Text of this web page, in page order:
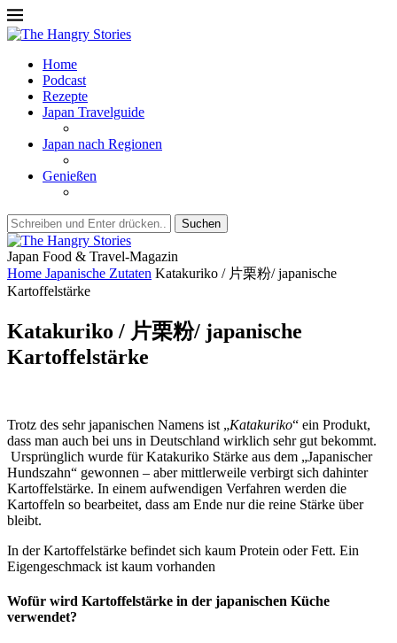
Home
Podcast
Rezepte
Japan Travelguide
Japan nach Regionen
Genießen
Suchen
Japan Food & Travel-Magazin
Home Japanische Zutaten Katakuriko / 片栗粉/ japanische
Kartoffelstärke
Katakuriko / 片栗粉/ japanische
Kartoffelstärke
Trotz des sehr japanischen Namens ist „Katakuriko“ ein Produkt,
dass man auch bei uns in Deutschland wirklich sehr gut bekommt.
Ursprünglich wurde für Katakuriko Stärke aus dem „Japanischer
Hundszahn“ gewonnen – aber mittlerweile verbirgt sich dahinter
Kartoffelstärke. In einem aufwendigen Verfahren werden die
Kartoffeln so bearbeitet, dass am Ende nur die reine Stärke über
bleibt.
In der Kartoffelstärke befindet sich kaum Protein oder Fett. Ein
Eigengeschmack ist kaum vorhanden
Wofür wird Kartoffelstärke in der japanischen Küche
verwendet?